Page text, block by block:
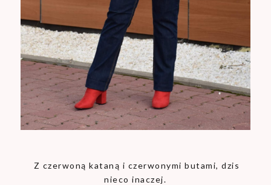
Z czerwoną kataną i czerwonymi butami, dzis
nieco inaczej.